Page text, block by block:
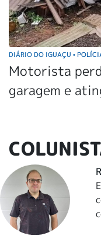
DIÁRIO DO IGUAÇU •
Motorista
garagem e